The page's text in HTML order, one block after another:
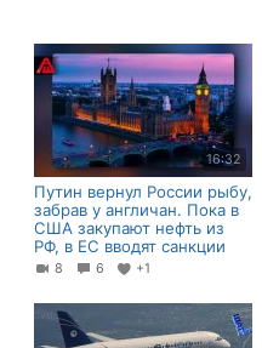
16:32
Путин вернул России рыбу,
забрав у англичан. Пока в
США закупают нефть из
РФ, в ЕС вводят санкции
8 6 +1